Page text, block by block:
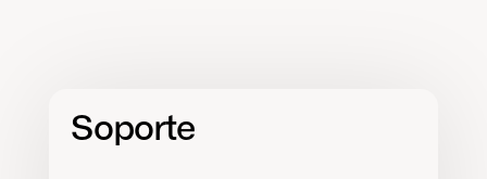
Soporte